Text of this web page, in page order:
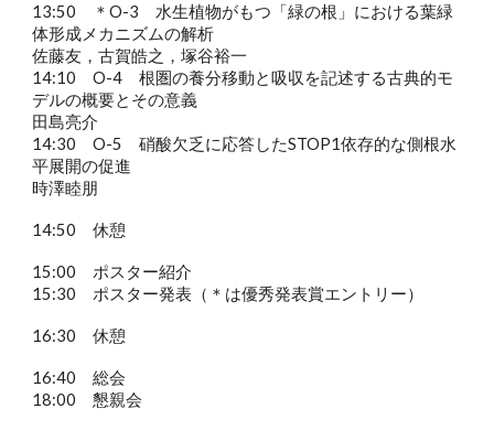
13:50 ＊O-3 水生植物がもつ「緑の根」における葉緑
体形成メカニズムの解析
佐藤友，古賀皓之，塚谷裕一
14:10 O-4 根圏の養分移動と吸収を記述する古典的モ
デルの概要とその意義
田島亮介
14:30 O-5 硝酸欠乏に応答したSTOP1依存的な側根水
平展開の促進
時澤睦朋
14:50 休憩
15:00 ポスター紹介
15:30 ポスター発表（＊は優秀発表賞エントリー）
16:30 休憩
16:40 総会
18:00 懇親会